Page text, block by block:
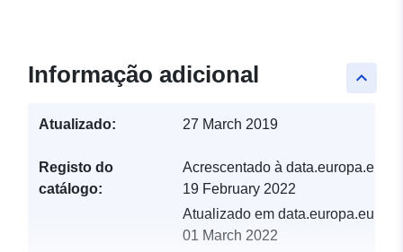
keyboard_arrow_up
Informação adicional
Atualizado: 27 March 2019
Registo do
catálogo:
Acrescentado à data.europa.eu:
19 February 2022
Atualizado em data.europa.eu:
01 March 2022